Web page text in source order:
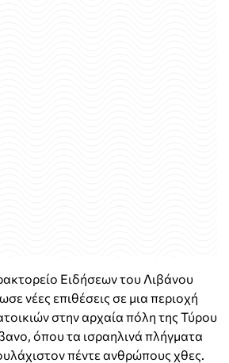
Ειδήσεων του Λιβάνου
νέες επιθέσεις σε μια περιοχή
στην αρχαία πόλη της Τύρου
όπου τα ισραηλινά πλήγματα
πέντε ανθρώπους χθες.